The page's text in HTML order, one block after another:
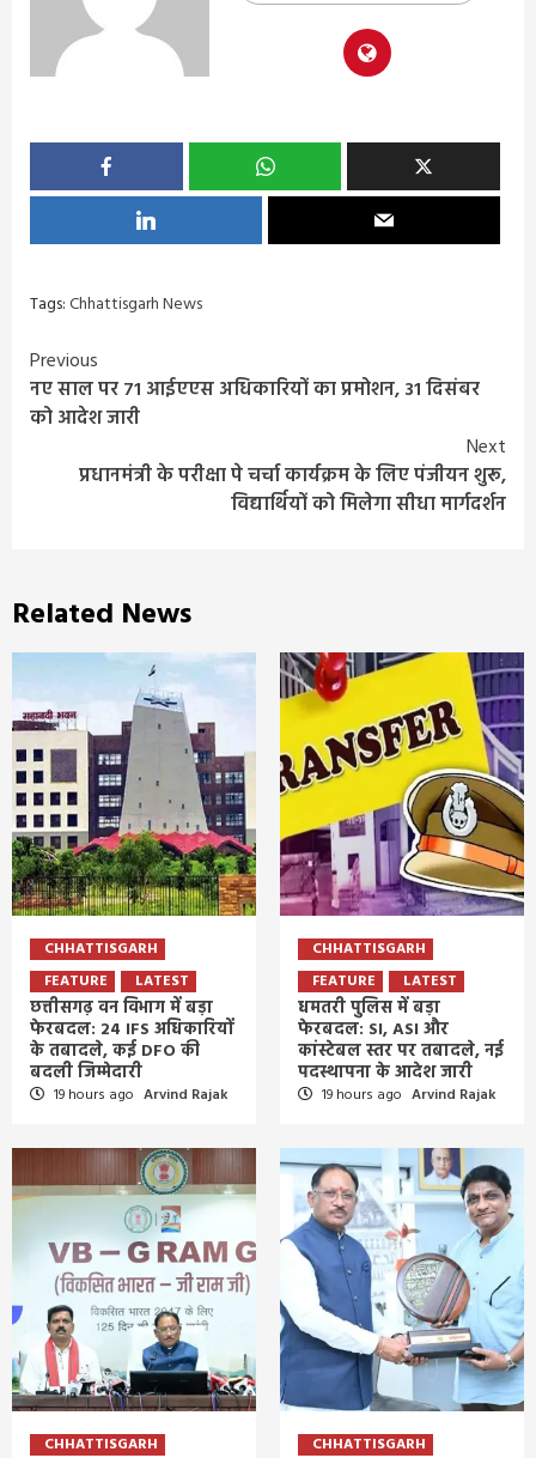
Tags:Chhattisgarh News
Continue
Reading
Previous
नए साल पर 71 आईएएस अधिकारियों का प्रमोशन, 31 दिसंबर
को आदेश जारी
Next
प्रधानमंत्री के परीक्षा पे चर्चा कार्यक्रम के लिए पंजीयन शुरू,
विद्यार्थियों को मिलेगा सीधा मार्गदर्शन
Related News
CHHATTISGARH
FEATURE
LATEST
छत्तीसगढ़ वन विभाग में बड़ा
फेरबदल: 24 IFS अधिकारियों
के तबादले, कई DFO की
बदली जिम्मेदारी
19 hours ago Arvind Rajak
CHHATTISGARH
FEATURE
LATEST
धमतरी पुलिस में बड़ा
फेरबदल: SI, ASI और
कांस्टेबल स्तर पर तबादले, नई
पदस्थापना के आदेश जारी
19 hours ago Arvind Rajak
CHHATTISGARH CHHATTISGARH